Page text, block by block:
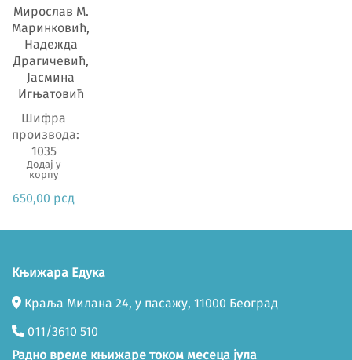
Мирослав М.
Маринковић,
Надежда
Драгичевић,
Јасмина
Игњатовић
Шифра
производа:
1035
Додај у
корпу
650,00 рсд
Књижара Едука
Краља Милана 24, у пасажу, 11000 Београд
011/3610 510
Радно време књижаре током месеца јула